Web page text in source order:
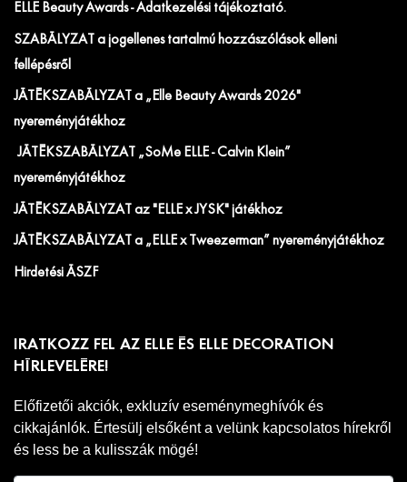
ELLE Beauty Awards - Adatkezelési tájékoztató.
SZABÁLYZAT a jogellenes tartalmú hozzászólások elleni
fellépésről
JÁTÉKSZABÁLYZAT a „Elle Beauty Awards 2026"
nyereményjátékhoz
JÁTÉKSZABÁLYZAT „SoMe ELLE - Calvin Klein”
nyereményjátékhoz
JÁTÉKSZABÁLYZAT az "ELLE x JYSK" játékhoz
JÁTÉKSZABÁLYZAT a „ELLE x Tweezerman” nyereményjátékhoz
Hirdetési ÁSZF
IRATKOZZ FEL AZ ELLE ÉS ELLE DECORATION
HÍRLEVELÉRE!
Előfizetői akciók, exkluzív eseménymeghívók és
cikkajánlók. Értesülj elsőként a velünk kapcsolatos hírekről
és less be a kulisszák mögé!